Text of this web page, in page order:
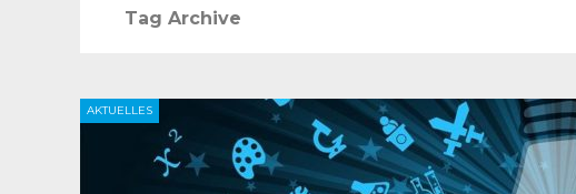
Tag Archive
AKTUELLES